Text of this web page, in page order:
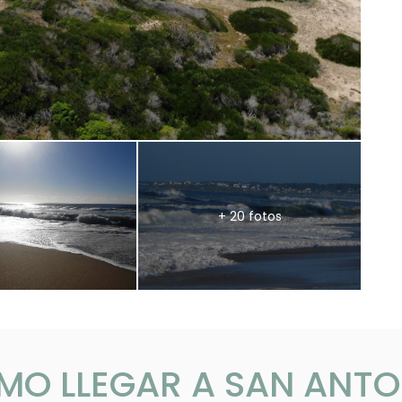
+ 20 fotos
LLEGAR A SAN